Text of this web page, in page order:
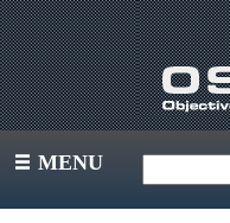
III MENU